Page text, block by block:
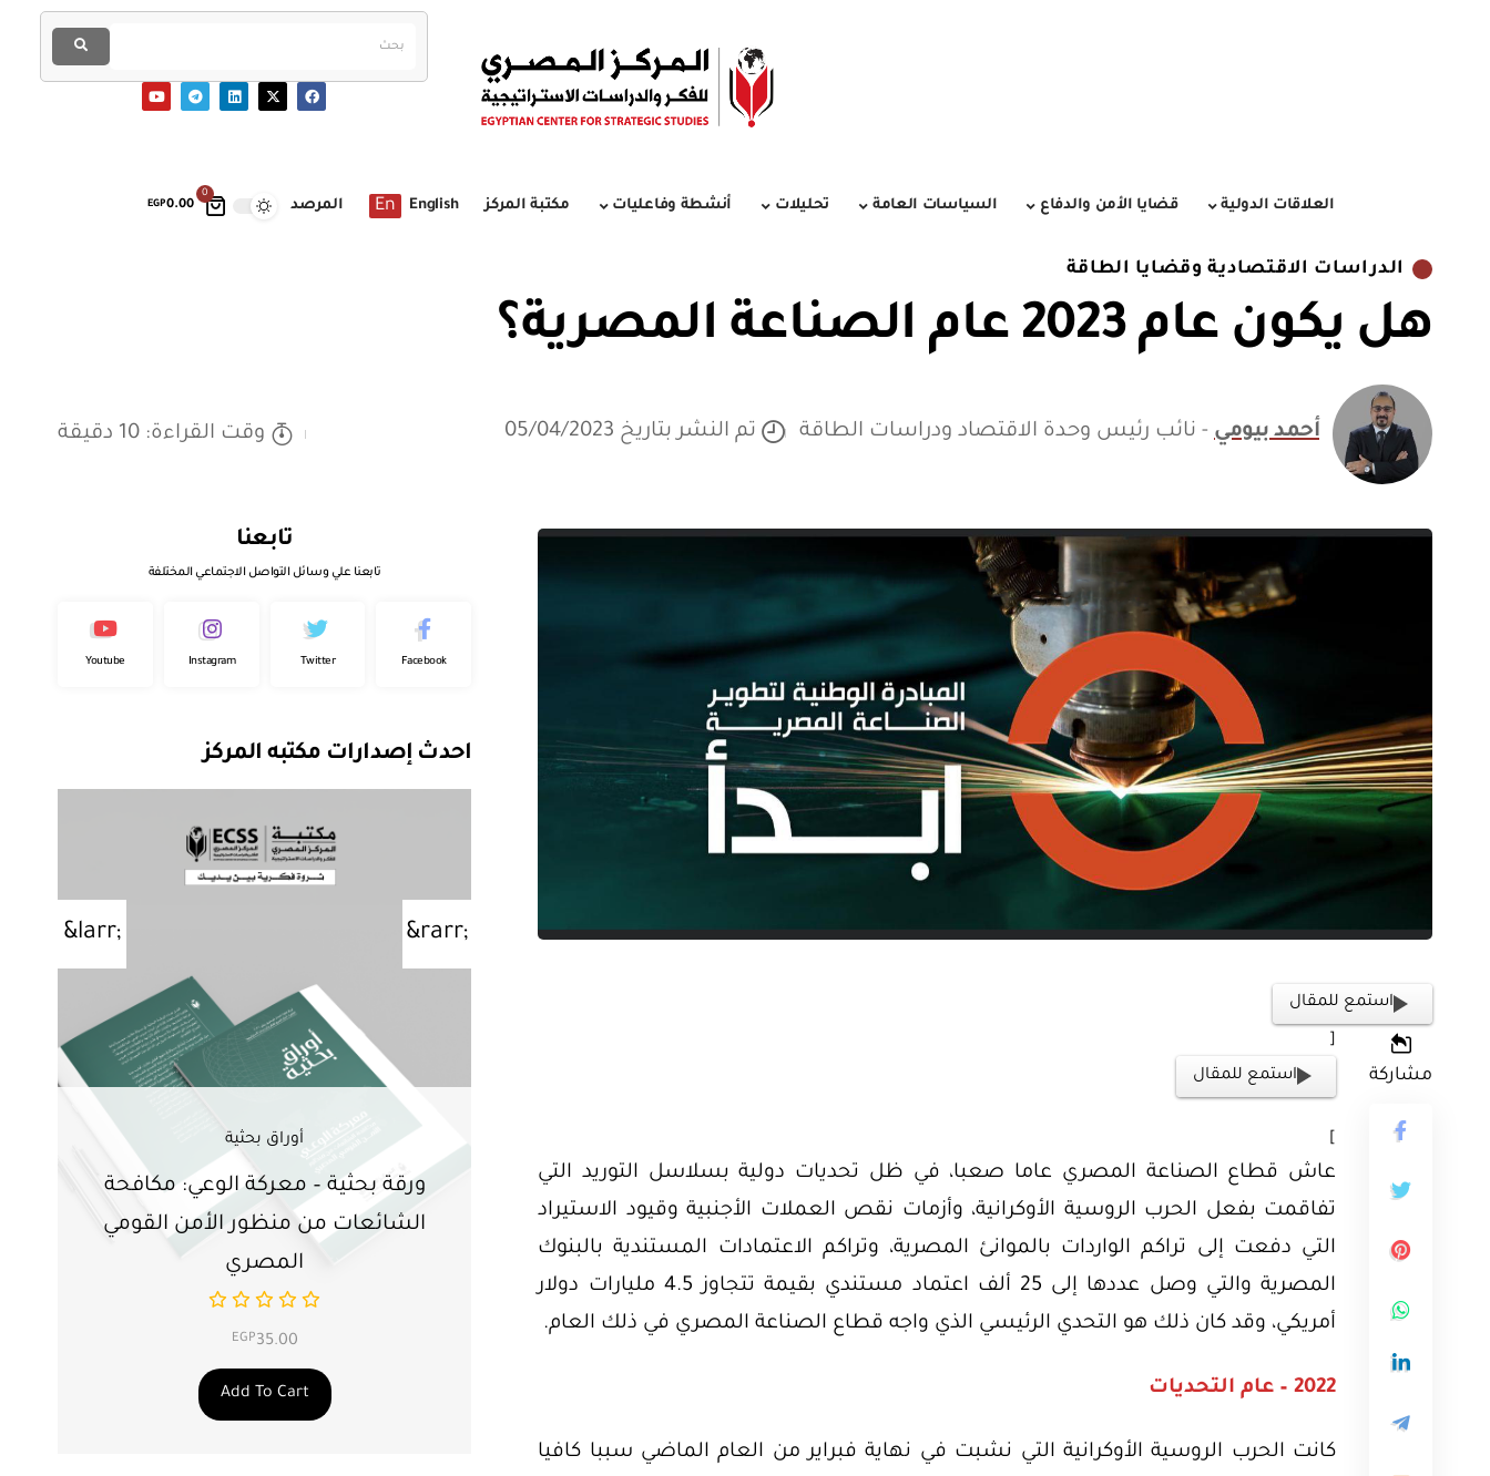
0
EGP0.00 العلاقات الدولية قضايا الأمن والدفاع السياسات العامة تحليلات أنشطة وفاعليات مكتبة المركز English
En المرصد
الدراسات الاقتصادية وقضايا الطاقة
هل يكون عام 2023 عام الصناعة المصرية؟
أحمد بيومي - نائب رئيس وحدة الاقتصاد ودراسات الطاقة تم النشر بتاريخ 05/04/2023 وقت القراءة: 10 دقيقة
استمع للمقال
مشاركة
[
استمع للمقال
]
عاش قطاع الصناعة المصري عاما صعبا، في ظل تحديات دولية بسلاسل التوريد التي
تفاقمت بفعل الحرب الروسية الأوكرانية، وأزمات نقص العملات الأجنبية وقيود الاستيراد
التي دفعت إلى تراكم الواردات بالموانئ المصرية، وتراكم الاعتمادات المستندية بالبنوك
المصرية والتي وصل عددها إلى 25 ألف اعتماد مستندي بقيمة تتجاوز 4.5 مليارات دولار
أمريكي، وقد كان ذلك هو التحدي الرئيسي الذي واجه قطاع الصناعة المصري في ذلك العام.
2022 – عام التحديات
كانت الحرب الروسية الأوكرانية التي نشبت في نهاية فبراير من العام الماضي سببا كافيا
تابعنا
تابعنا علي وسائل التواصل الاجتماعي المختلفة
Facebook
Twitter
Instagram
Youtube
احدث إصدارات مكتبه المركز
أوراق بحثية
ورقة بحثية – معركة الوعي: مكافحة
الشائعات من منظور الأمن القومي
المصري
EGP35.00
Add To Cart
ورقة بحثية – الهيدروجين: خيار
استراتيجي لتعزيز أمن الطاقة في
EGP
ورقة بحثية - أمن الطاقة المصري:
الغاز والنفط خارطة الموارد
وسياسات التعزيز
EGP